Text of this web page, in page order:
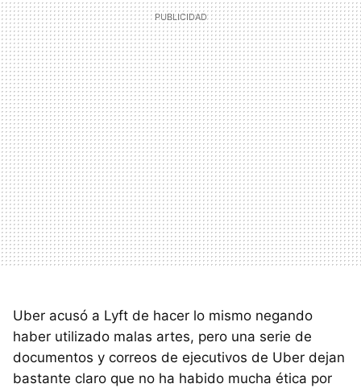
Uber acusó a Lyft de hacer lo mismo negando
haber utilizado malas artes, pero una serie de
documentos y correos de ejecutivos de Uber dejan
bastante claro que no ha habido mucha ética por